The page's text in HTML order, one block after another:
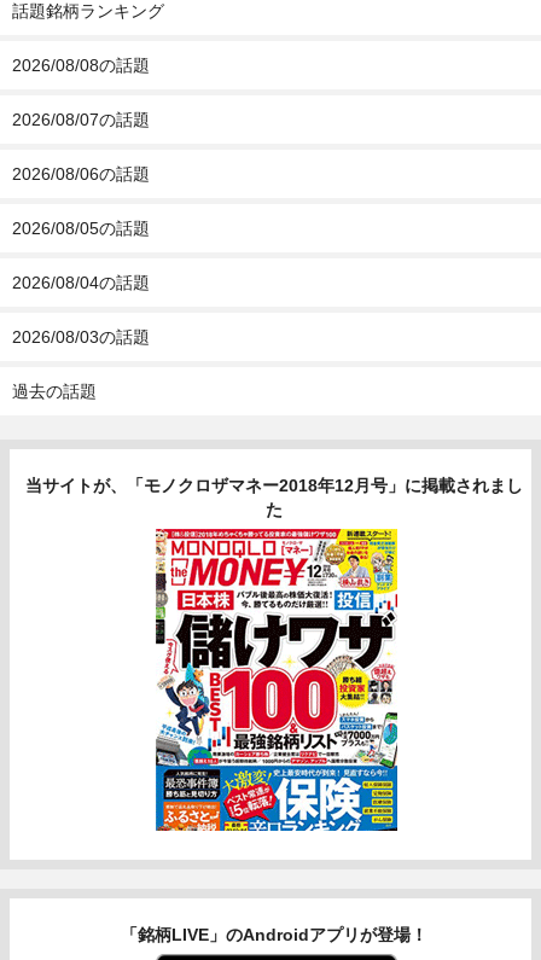
話題銘柄ランキング
2026/08/08の話題
2026/08/07の話題
2026/08/06の話題
2026/08/05の話題
2026/08/04の話題
2026/08/03の話題
過去の話題
当サイトが、「モノクロザマネー2018年12月号」に掲載されまし
た
「銘柄LIVE」のAndroidアプリが登場！